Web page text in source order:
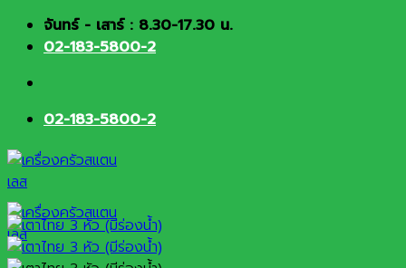
Skip จันทร์ - เสาร์ : 8.30-17.30 น.
02-183-5800-2
02-183-5800-2